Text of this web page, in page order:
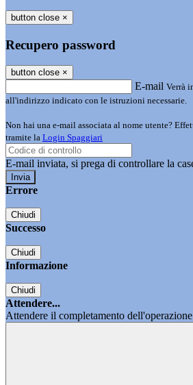
button close ×
Recupero password
button close ×
E-mail Verrà
all'indirizzo indicato con le istruzioni necessarie.
Non hai una e-mail associata al nome utente?
tramite la Login Spaggiari
E-mail inviata, si prega di controllare la
Errore
Chiudi
Successo
Chiudi
Informazione
Chiudi
Attendere...
Attendere il completamento